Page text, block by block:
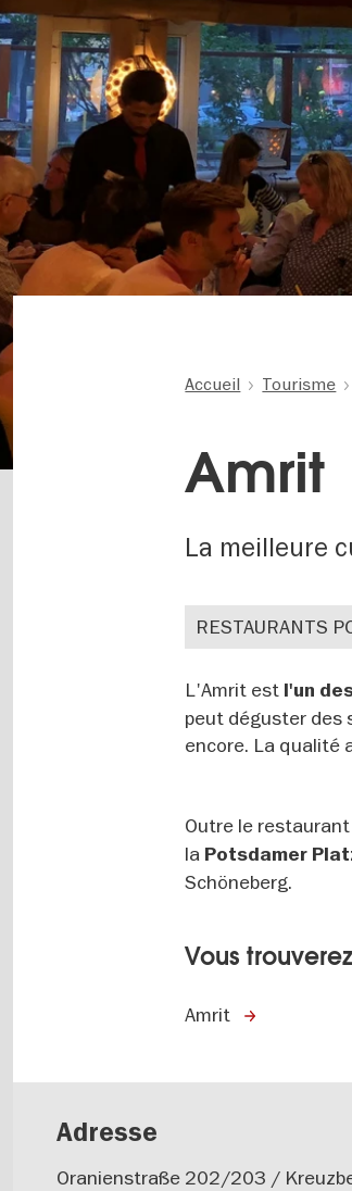
Accueil Tourisme
Amrit
La meilleure
RESTAURANTS
L'Amrit est l'un
peut déguster des
encore. La qualité
Outre le
la Potsdamer
Schöneberg.
Vous
Amrit
Adresse
Oranienstraße 202/203 /